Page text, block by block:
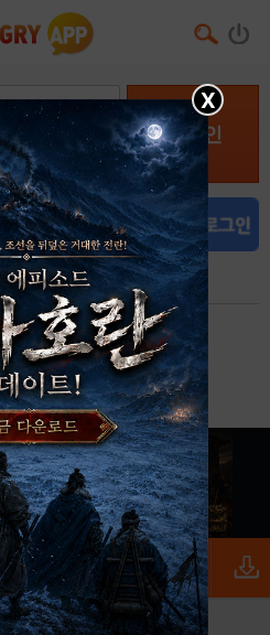
로그인
호 찾기 회원가입
X
PC버전 전체앱